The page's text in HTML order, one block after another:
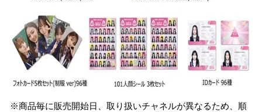
※商品毎に販売開始日、取り扱いチャネルが異なるため、順